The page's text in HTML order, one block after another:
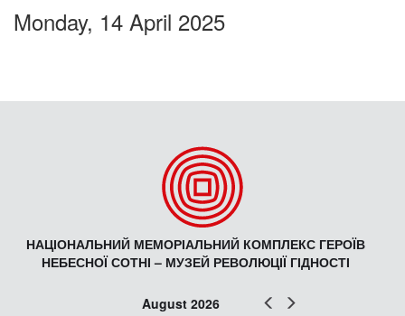
Monday, 14 April 2025
НАЦІОНАЛЬНИЙ МЕМОРІАЛЬНИЙ КОМПЛЕКС ГЕРОЇВ
НЕБЕСНОЇ СОТНІ – МУЗЕЙ РЕВОЛЮЦІЇ ГІДНОСТІ
Prev
August 2026